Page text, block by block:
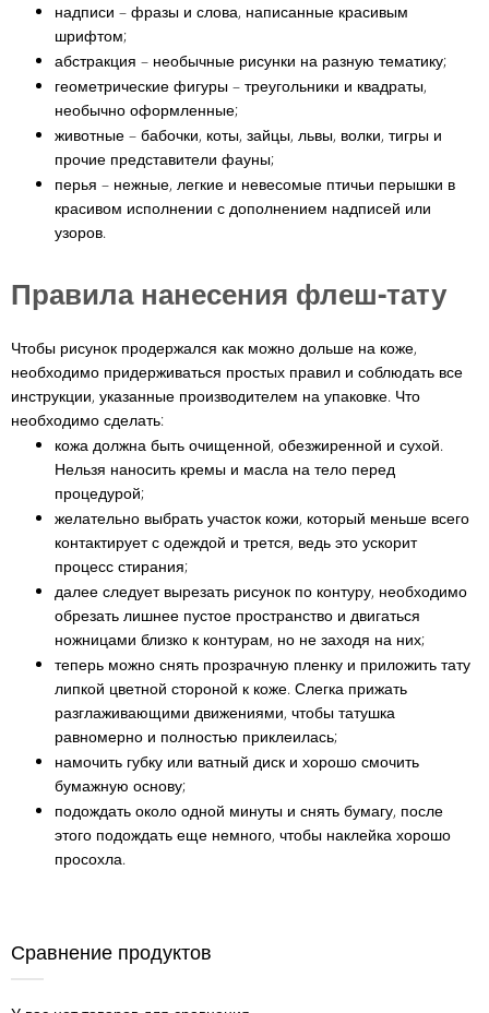
надписи – фразы и слова, написанные красивым
шрифтом;
абстракция – необычные рисунки на разную тематику;
геометрические фигуры – треугольники и квадраты,
необычно оформленные;
животные – бабочки, коты, зайцы, львы, волки, тигры и
прочие представители фауны;
перья – нежные, легкие и невесомые птичьи перышки в
красивом исполнении с дополнением надписей или
узоров.
Правила нанесения флеш-тату
Чтобы рисунок продержался как можно дольше на коже,
необходимо придерживаться простых правил и соблюдать все
инструкции, указанные производителем на упаковке. Что
необходимо сделать:
кожа должна быть очищенной, обезжиренной и сухой.
Нельзя наносить кремы и масла на тело перед
процедурой;
желательно выбрать участок кожи, который меньше всего
контактирует с одеждой и трется, ведь это ускорит
процесс стирания;
далее следует вырезать рисунок по контуру, необходимо
обрезать лишнее пустое пространство и двигаться
ножницами близко к контурам, но не заходя на них;
теперь можно снять прозрачную пленку и приложить тату
липкой цветной стороной к коже. Слегка прижать
разглаживающими движениями, чтобы татушка
равномерно и полностью приклеилась;
намочить губку или ватный диск и хорошо смочить
бумажную основу;
подождать около одной минуты и снять бумагу, после
этого подождать еще немного, чтобы наклейка хорошо
просохла.
Сравнение продуктов